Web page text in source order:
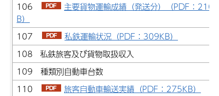
106
主要貨物運輸成績（発送分）（PDF：210K
B）
107
私鉄運輸状況（PDF：309KB）
108 私鉄旅客及び貨物取扱収入
109 種類別自動車台数
110
旅客自動車輸送実績（PDF：275KB）